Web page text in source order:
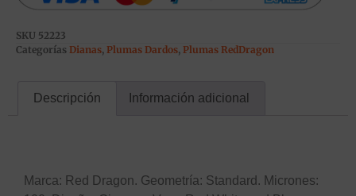
SKU 52223
Categorías Dianas, Plumas Dardos, Plumas RedDragon
Descripción Información adicional
Marca: Red Dragon. Geometría: Standard. Micrones: